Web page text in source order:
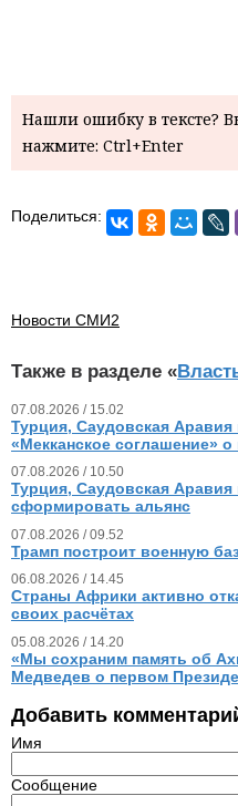
Нашли ошибку в тексте?
нажмите: Ctrl+Enter
Поделиться:
Новости СМИ2
Также в разделе «
07.08.2026 / 15.02
Турция, Саудовская Аравия
«Мекканское соглашение»
07.08.2026 / 10.50
Турция, Саудовская
сформировать альянс
07.08.2026 / 09.52
Трамп построит военную
06.08.2026 / 14.45
Страны Африки активно
своих расчётах
05.08.2026 / 14.20
«Мы сохраним память об
Медведев о первом
Добавить
Имя
Сообщение